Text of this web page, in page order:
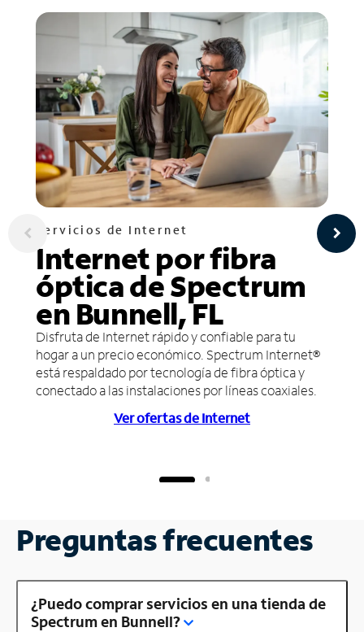
Servicios de Internet
Internet por fibra
óptica de Spectrum
en Bunnell, FL
Disfruta de Internet rápido y confiable para tu
hogar a un precio económico. Spectrum Internet®
está respaldado por tecnología de fibra óptica y
conectado a las instalaciones por líneas coaxiales.
Ver ofertas de Internet
Preguntas frecuentes
¿Puedo comprar servicios en una tienda de
Spectrum en Bunnell?